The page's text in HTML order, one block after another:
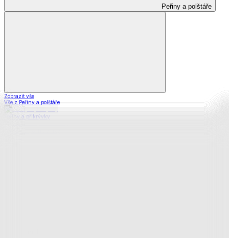
Peřiny a polštáře
Zobrazit vše
Vše z Peřiny a polštáře
Peřiny a přikrývky